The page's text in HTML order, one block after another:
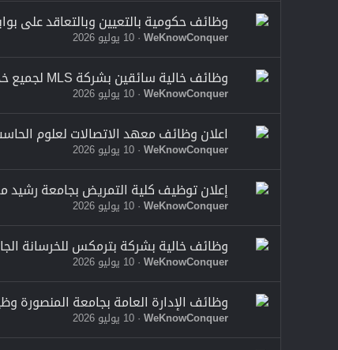
وظائف حكومية بالتعيين وبالتعاقد على
WeKnowConquer 10 يوليو 2026
وظائف خالية سائقين بشركة MLS لجميع خدمات النقل والصيانة
WeKnowConquer 10 يوليو 2026
اعلان وظائف معهد الاتصالات لعلوم
WeKnowConquer 10 يوليو 2026
إعلان توظيف كلية التمريض بجامعة رشيد
WeKnowConquer 10 يوليو 2026
وظائف خالية بشركة بترمكس للخرسانة الجاهزة
WeKnowConquer 10 يوليو 2026
وظائف الإدارة العامة بجامعة المنصورة
WeKnowConquer 10 يوليو 2026